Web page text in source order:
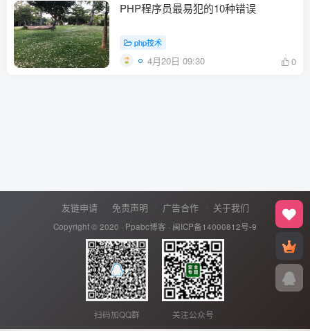
PHP程序员最易犯的10种错误
php技术
4月20日 09:30 0
友链申请 免责声明 广告合作 关于我们
Copyright © 2020 · Ppabc博客 · 闽ICP备14000812号-9
扫码加QQ群 关注公众号